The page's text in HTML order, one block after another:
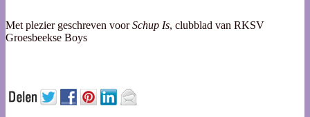
Met plezier geschreven voorSchup Is, clubblad van RKSV
Groesbeekse Boys